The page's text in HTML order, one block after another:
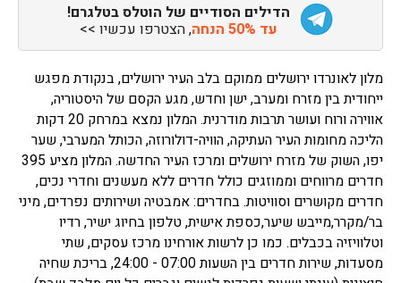
הדילים הסודיים של הוטלס בטלגרם!
עד 50% הנחה , הצטרפו עכשיו >>
מלון לאונרדו ירושלים ממוקם בלב העיר ירושלים, בנקודת מפגש
ייחודית בין מזרח ומערב, ישן וחדש, מגע הקסם של היסטוריה,
אווירה ורוח ועושר תרבות מודרנית. המלון נמצא במרחק 20 דקות
הליכה מחומות העיר העתיקה, הוויה-דולורוזה, הכותל המערבי, שער
יפו, השוק של מזרח ירושלים ומרכז העיר החדשה. המלון מציע 395
חדרים מרווחים וממוזגים כולל חדרים ללא מעשנים וחדרי נכים,
חדרים מקושרים וסוויטות. בחדרים: אמבטיה ושירותים נפרדים, מיני
בר/מקרר,מייבש שיער,כספת אישית, טלפון בחיוג ישיר, רדיו
וטלוויזיה בכבלים. כמו כן לרשות אורחינו מרכז עסקים, שתי
מסעדות, שירות חדרים בין השעות 07:00 - 24:00, בריכת שחיה